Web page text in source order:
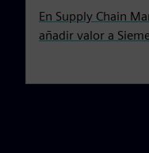
En Supply Chain
añadir valor a